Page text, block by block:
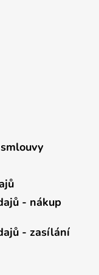
- nákup
- zasílání